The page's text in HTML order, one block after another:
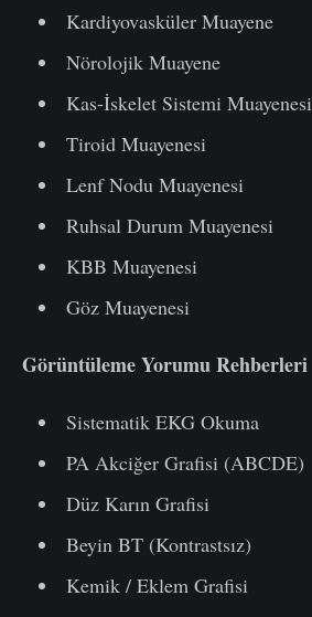
Kardiyovasküler Muayene
Nörolojik Muayene
Kas-İskelet Sistemi Muayenesi
Tiroid Muayenesi
Lenf Nodu Muayenesi
Ruhsal Durum Muayenesi
KBB Muayenesi
Göz Muayenesi
Görüntüleme Yorumu Rehberleri
Sistematik EKG Okuma
PA Akciğer Grafisi (ABCDE)
Düz Karın Grafisi
Beyin BT (Kontrastsız)
Kemik / Eklem Grafisi